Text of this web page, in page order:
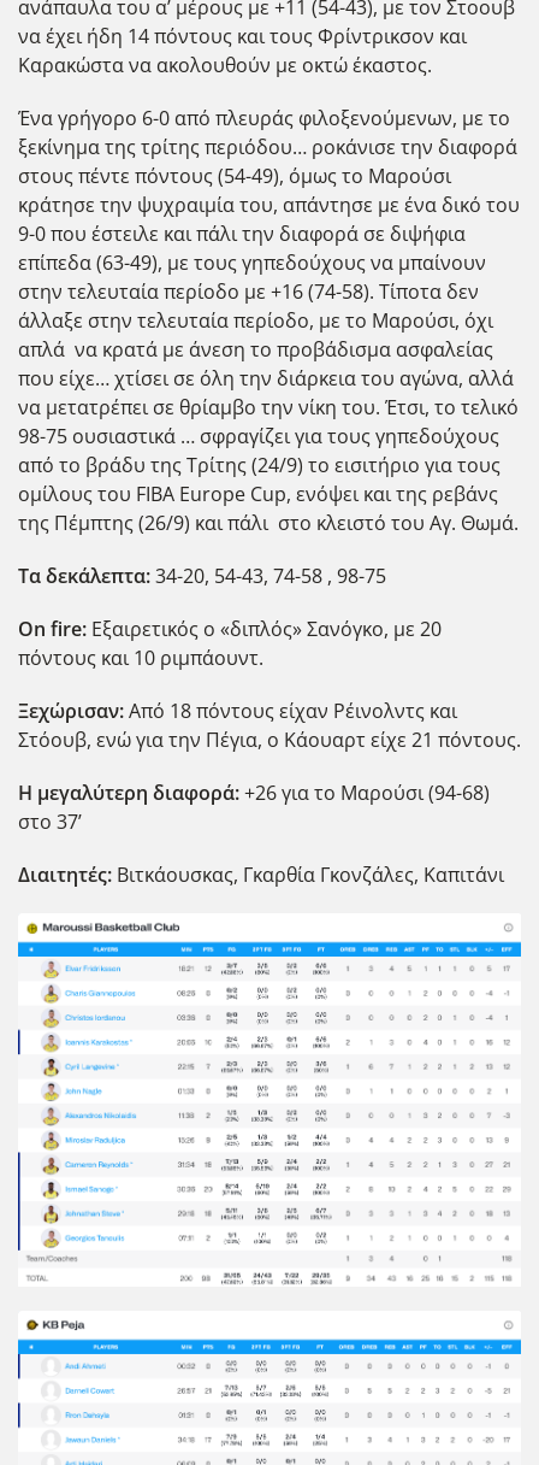
ανάπαυλα του α’ μέρους με +11 (54-43), με τον Στοουβ
να έχει ήδη 14 πόντους και τους Φρίντρικσον και
Καρακώστα να ακολουθούν με οκτώ έκαστος.
Ένα γρήγορο 6-0 από πλευράς φιλοξενούμενων, με το
ξεκίνημα της τρίτης περιόδου… ροκάνισε την διαφορά
στους πέντε πόντους (54-49), όμως το Μαρούσι
κράτησε την ψυχραιμία του, απάντησε με ένα δικό του
9-0 που έστειλε και πάλι την διαφορά σε διψήφια
επίπεδα (63-49), με τους γηπεδούχους να μπαίνουν
στην τελευταία περίοδο με +16 (74-58). Τίποτα δεν
άλλαξε στην τελευταία περίοδο, με το Μαρούσι, όχι
απλά να κρατά με άνεση το προβάδισμα ασφαλείας
που είχε… χτίσει σε όλη την διάρκεια του αγώνα, αλλά
να μετατρέπει σε θρίαμβο την νίκη του. Έτσι, το τελικό
98-75 ουσιαστικά … σφραγίζει για τους γηπεδούχους
από το βράδυ της Τρίτης (24/9) το εισιτήριο για τους
ομίλους του FIBA Europe Cup, ενόψει και της ρεβάνς
της Πέμπτης (26/9) και πάλι στο κλειστό του Αγ. Θωμά.
Τα δεκάλεπτα:34-20, 54-43, 74-58 , 98-75
Οn fire: Εξαιρετικός ο «διπλός» Σανόγκο, με 20
πόντους και 10 ριμπάουντ.
Ξεχώρισαν:Από 18 πόντους είχαν Ρέινολντς και
Στόουβ, ενώ για την Πέγια, ο Κάουαρτ είχε 21 πόντους.
Η μεγαλύτερη διαφορά:+26 για το Μαρούσι (94-68)
στο 37’
Διαιτητές: Βιτκάουσκας, Γκαρθία Γκονζάλες, Καπιτάνι